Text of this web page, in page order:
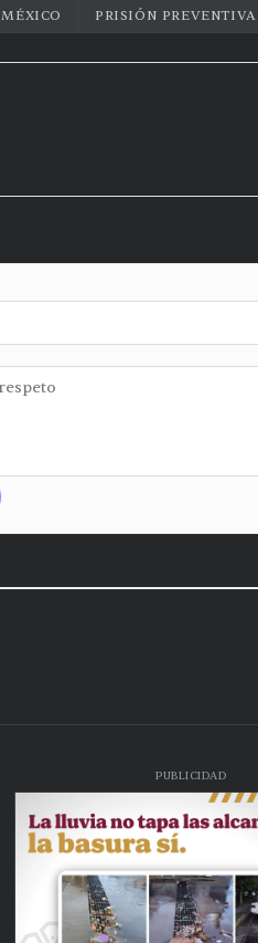
MÉXICO PRISIÓN PREVENTIVA
PUBLICIDAD